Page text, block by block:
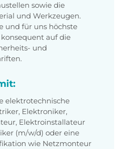
sowie die
und Werkzeugen.
und für uns höchste
auf die
und
elektrotechnische
Elektroniker,
Elektroinstallateur
(m/w/d) oder eine
wie Netzmonteur